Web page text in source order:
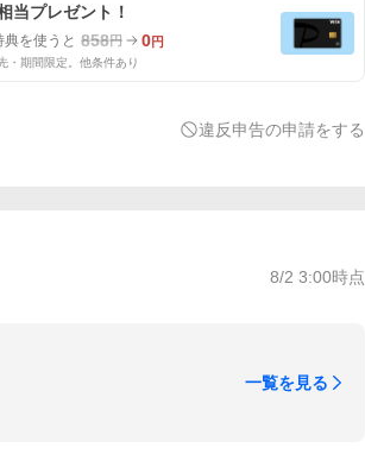
当プレゼント！
を使うと 858円 0円
・期間限定。他条件あり
違反申告の申請をする
8/2 3:00時点
一覧を見る